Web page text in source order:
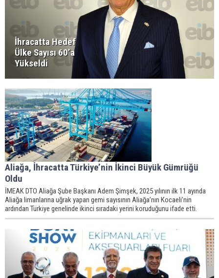
İhracatta Hedef
Ülke Sayısı 60’a
Yükseldi
Aliağa, İhracatta Türkiye’nin İkinci Büyük Gümrüğü
Oldu
İMEAK DTO Aliağa Şube Başkanı Adem Şimşek, 2025 yılının ilk 11 ayında
Aliağa limanlarına uğrak yapan gemi sayısının Aliağa’nın Kocaeli’nin
ardından Türkiye genelinde ikinci sıradaki yerini koruduğunu ifade etti.